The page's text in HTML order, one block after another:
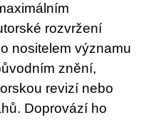
rozvržení
nositelem významu
znění,
revizí nebo
Doprovází ho